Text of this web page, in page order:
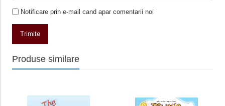
Notificare prin e-mail cand apar comentarii noi
Trimite
Produse similare